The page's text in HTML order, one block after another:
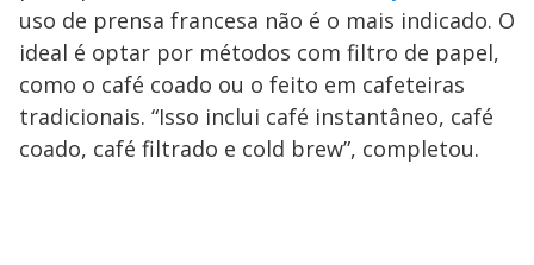
uso de prensa francesa não é o mais indicado. O
ideal é optar por métodos com filtro de papel,
como o café coado ou o feito em cafeteiras
tradicionais. “Isso inclui café instantâneo, café
coado, café filtrado e cold brew”, completou.